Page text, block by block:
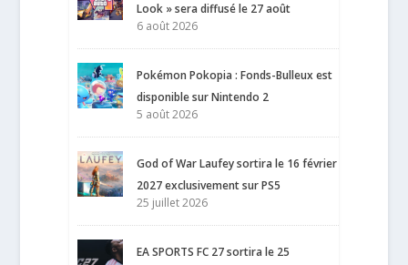
Look » sera diffusé le 27 août
6 août 2026
Pokémon Pokopia : Fonds-Bulleux est
disponible sur Nintendo 2
5 août 2026
God of War Laufey sortira le 16 février
2027 exclusivement sur PS5
25 juillet 2026
EA SPORTS FC 27 sortira le 25